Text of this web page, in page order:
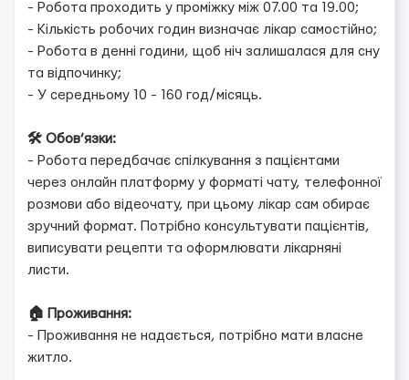
- Робота проходить у проміжку між 07.00 та 19.00;
- Кількість робочих годин визначає лікар самостійно;
- Робота в денні години, щоб ніч залишалася для сну
та відпочинку;
- У середньому 10 - 160 год/місяць.
🛠 Обов’язки:
- Робота передбачає спілкування з пацієнтами
через онлайн платформу у форматі чату, телефонної
розмови або відеочату, при цьому лікар сам обирає
зручний формат. Потрібно консультувати пацієнтів,
виписувати рецепти та оформлювати лікарняні
листи.
🏠 Проживання:
- Проживання не надається, потрібно мати власне
житло.